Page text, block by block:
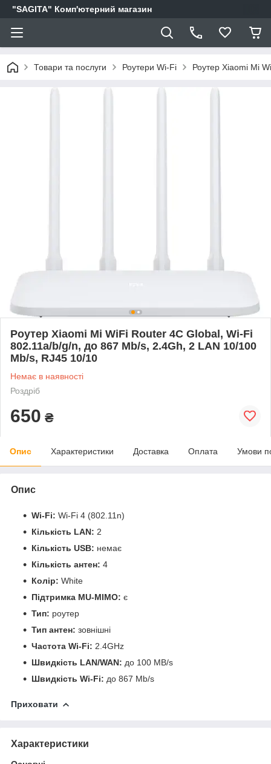
"SAGITA" Комп'ютерний магазин
Товари та послуги Роутери Wi-Fi Роутер Xiaomi Mi
Роутер Xiaomi Mi WiFi Router 4C Global, Wi-Fi
802.11a/b/g/n, до 867 Mb/s, 2.4Gh, 2 LAN 10/100
Mb/s, RJ45 10/10
Немає в наявності
Роздріб
650 ₴
Опис Характеристики Доставка Оплата Умови
Опис
Wi-Fi: Wi-Fi 4 (802.11n)
Кількість LAN: 2
Кількість USB: немає
Кількість антен: 4
Колір: White
Підтримка MU-MIMO: є
Тип: роутер
Тип антен: зовнішні
Частота Wi-Fi: 2.4GHz
Швидкість LAN/WAN: до 100 MB/s
Швидкість Wi-Fi: до 867 Mb/s
Приховати
Характеристики